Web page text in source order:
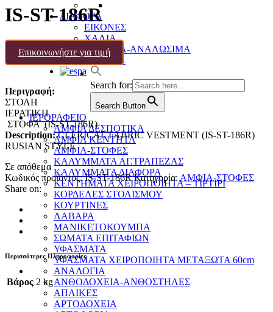
ΔΙΑΦΟΡΑ
ΕΙΚΟΝΕΣ
ΧΑΛΙΑ
ΔΙΑΦΟΡΑ-ΑΝΑΛΩΣΙΜΑ
ΕΠΙΚΟΙΝΩΝΙΑ
Search for:
Search Button
ΙΕΡΟΡΑΦΕΙΟ
ΑΜΦΙΑ ΔΕΣΠΟΤΙΚΑ
ΑΜΦΙΑ ΚΕΝΤΗΤΑ
ΑΜΦΙΑ-ΣΤΟΦΕΣ
ΚΑΛΥΜΜΑΤΑ ΑΓ.ΤΡΑΠΕΖΑΣ
ΚΑΛΥΜΜΑΤΑ ΔΙΑΦΟΡΑ
ΚΕΝΤΗΜΑΤΑ ΧΕΙΡΟΠΟΙΗΤΑ – ΤΙΡΤΙΡΙ
ΚΟΡΔΕΛΕΣ ΣΤΟΛΙΣΜΟΥ
ΚΟΥΡΤΙΝΕΣ
ΛΑΒΑΡΑ
ΜΑΝΙΚΕΤΟΚΟΥΜΠΑ
ΣΩΜΑΤΑ ΕΠΙΤΑΦΙΩΝ
ΥΦΑΣΜΑΤΑ
ΥΦΑΣΜΑΤΑ ΧΕΙΡΟΠΟΙΗΤΑ ΜΕΤΑΞΩΤΑ 60cm
ΑΝΑΛΟΓΙΑ
ΑΝΘΟΔΟΧΕΙΑ-ΑΝΘΟΣΤΗΛΕΣ
ΑΠΛΙΚΕΣ
ΑΡΤΟΔΟΧΕΙΑ
IS-ST-186R
Επικοινωνήστε για τιμή
Περιγραφή:
ΣΤΟΛΗ
ΙΕΡΑΤΙΚΗ
ΣΤΟΦΑ (IS-ST-186R)
Description:CLERICAL FABRIC VESTMENT (IS-ST-186R)
RUSIAN STYLE
Σε απόθεμα
Κωδικός προϊόντος:IS-ST-186R Κατηγορία:ΑΜΦΙΑ-ΣΤΟΦΕΣ
Share on:
Περισσότερες Πληροφορίες
Βάρος 2 kg